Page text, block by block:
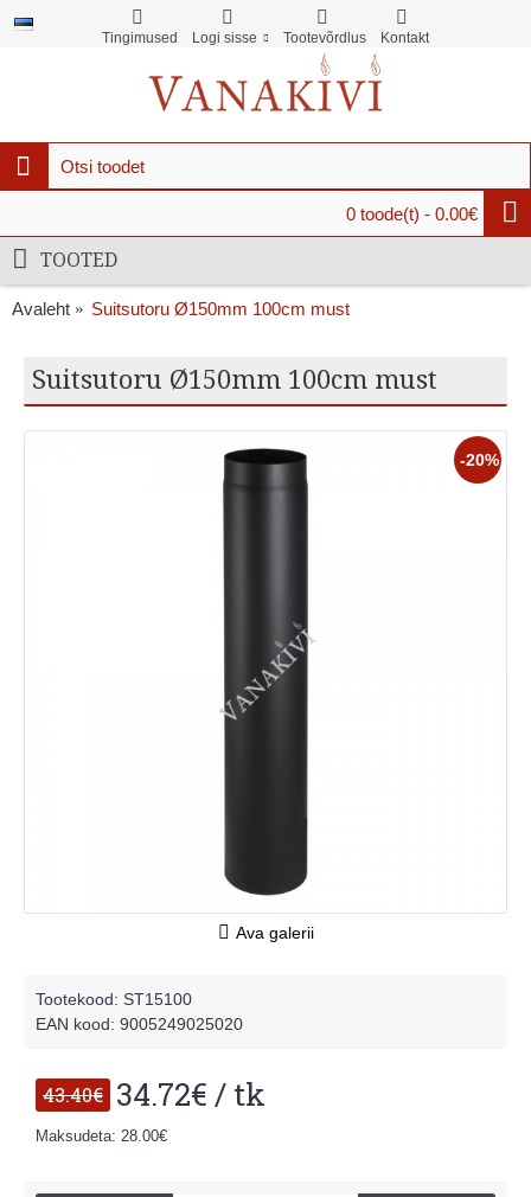
Tingimused Logi sisse Tootevõrdlus Kontakt
0 toode(t) - 0.00€
TOOTED
Avaleht Suitsutoru Ø150mm 100cm must
Suitsutoru Ø150mm 100cm must
-20%
Ava galerii
Tootekood: ST15100
EAN kood: 9005249025020
43.40€ 34.72€ / tk
Maksudeta: 28.00€